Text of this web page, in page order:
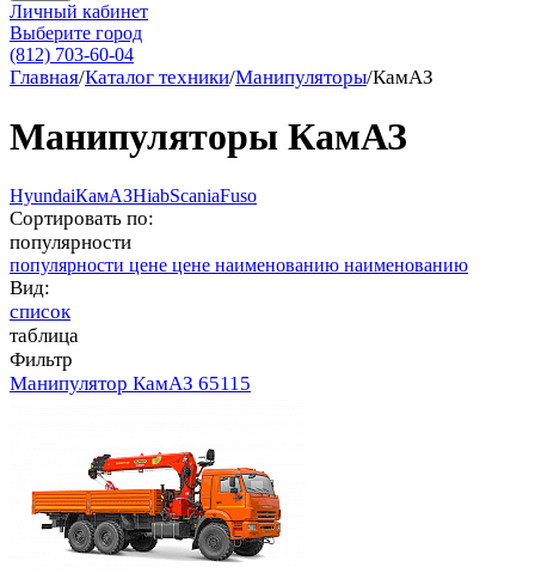
Личный кабинет
Выберите город
(812) 703-60-04
Главная/Каталог техники/Манипуляторы/КамАЗ
Манипуляторы КамАЗ
HyundaiКамАЗHiabScaniaFuso
Сортировать по:
популярности
популярности цене цене наименованию наименованию
Вид:
список
таблица
Фильтр
Манипулятор КамАЗ 65115